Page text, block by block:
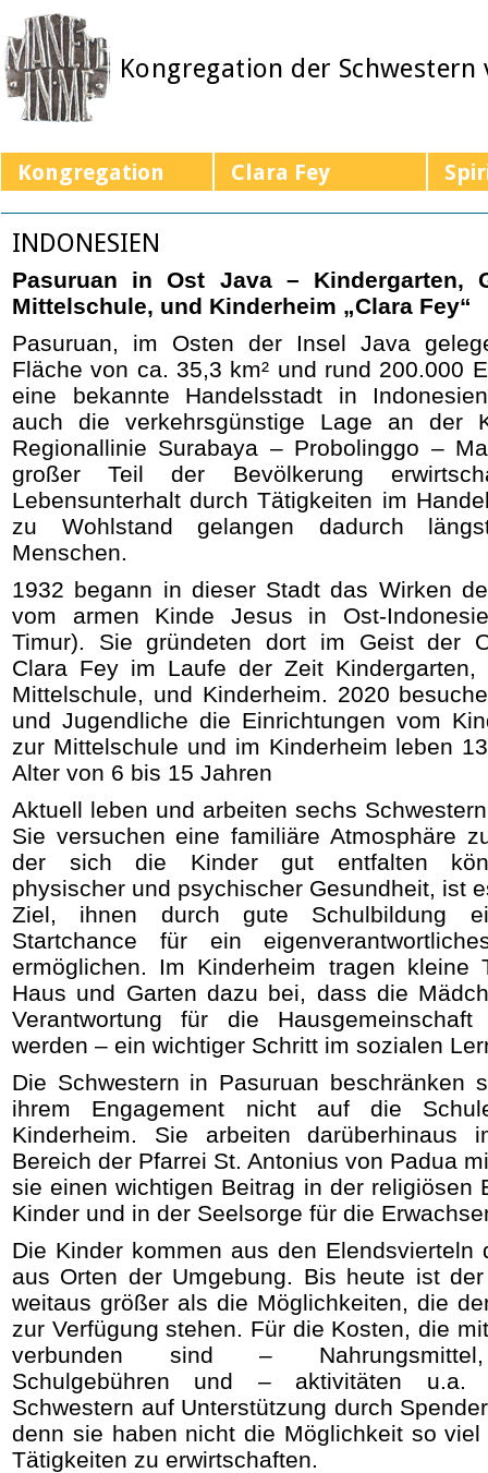
Kongregation Clara Fey
Kongregation der Schwestern
INDONESIEN
Pasuruan in Ost Java – Kindergarten,
Mittelschule, und Kinderheim „Clara Fey“
Pasuruan, im Osten der Insel Java
Fläche von ca. 35,3 km² und rund 200.000
eine bekannte Handelsstadt in
auch die verkehrsgünstige Lage an der
Regionallinie Surabaya – Probolinggo –
großer Teil der Bevölkerung
Lebensunterhalt durch Tätigkeiten im
zu Wohlstand gelangen dadurch
Menschen.
1932 begann in dieser Stadt das Wirken
vom armen Kinde Jesus in Ost-
Timur). Sie gründeten dort im Geist der
Clara Fey im Laufe der Zeit Kindergarten,
Mittelschule, und Kinderheim. 2020
und Jugendliche die Einrichtungen vom
zur Mittelschule und im Kinderheim leben
Alter von 6 bis 15 Jahren
Aktuell leben und arbeiten sechs
Sie versuchen eine familiäre Atmosphäre
der sich die Kinder gut entfalten
physischer und psychischer Gesundheit, ist
Ziel, ihnen durch gute Schulbildung
Startchance für ein
ermöglichen. Im Kinderheim tragen kleine
Haus und Garten dazu bei, dass die
Verantwortung für die Hausgemeinschaft
werden – ein wichtiger Schritt im sozialen
Die Schwestern in Pasuruan beschränken
ihrem Engagement nicht auf die
Kinderheim. Sie arbeiten darüberhinaus
Bereich der Pfarrei St. Antonius von Padua
sie einen wichtigen Beitrag in der religiösen
Kinder und in der Seelsorge für die
Die Kinder kommen aus den Elendsvierteln
aus Orten der Umgebung. Bis heute ist
weitaus größer als die Möglichkeiten, die
zur Verfügung stehen. Für die Kosten, die
verbunden sind –
Schulgebühren und – aktivitäten
Schwestern auf Unterstützung durch
denn sie haben nicht die Möglichkeit so viel
Tätigkeiten zu erwirtschaften.